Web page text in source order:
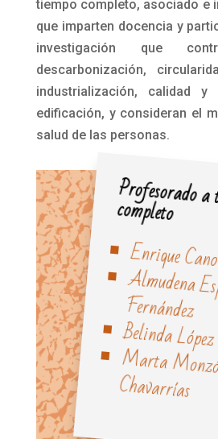
tiempo completo, asociado e
que imparten docencia y
investigación que
descarbonización,
industrialización, calidad
edificación, y consideran el
salud de las personas.
Profesorado
completo
Enrique
Almudena
Fernández
Belinda
Marta
Chavarrías